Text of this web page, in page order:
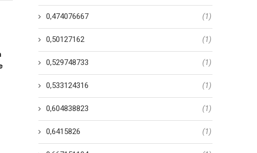
Tipbet Sportwetten Slot -
Spiele Cash Splash Praxis
Kollation 2019
100 percent free Slots
experience Online Just
Enjoyable five-hundred+
22 Tháng 3, 2024
0,474076667 (1)
0,50127162 (1)
0,529748733 (1)
0,533124316 (1)
0,604838823 (1)
0,6415826 (1)